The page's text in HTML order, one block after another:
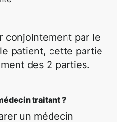
conjointement par le
patient, cette partie
des 2 parties.
traitant ?
un médecin